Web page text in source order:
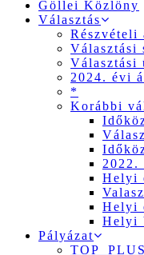
Göllei Közlöny
Választás
Részvételi
Választási
Választási
2024. évi
*
Korábbi
2022.
Helyi
Helyi
Helyi
Pályázat